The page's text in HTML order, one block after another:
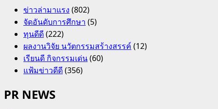
ข่าวล่ามาแรง (802)
จัดอันดับการศึกษา (5)
ทุนดีดี(222)
ผลงานวิจัย นวัตกรรมสร้างสรรค์(12)
เรียนดี กิจกรรมเด่น(60)
แฟ้มข่าวดีดี(356)
PR NEWS